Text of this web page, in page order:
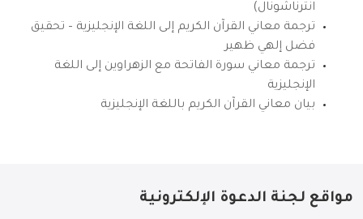
انترناشونال)
ترجمة معاني القرآن الكريم إلى اللغة الإنجليزية – تحقيق
فضل إلهي ظهير
ترجمة معاني سورة الفاتحة مع الزهراوين إلى اللغة
الإنجليزية
بيان معاني القرآن الكريم باللغة الإنجليزية
مواقع لجنة الدعوة الإلكترونية